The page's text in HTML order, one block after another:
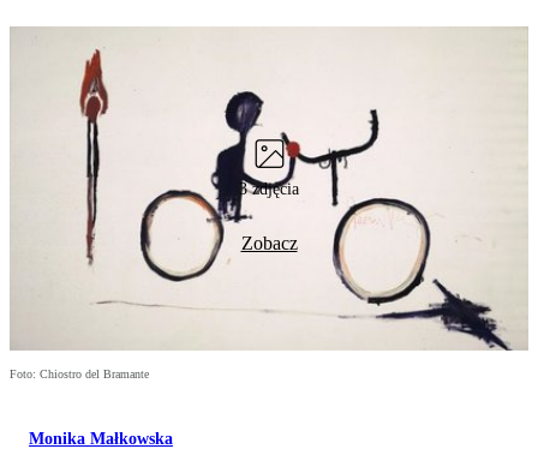
3 zdjęcia
Zobacz
Foto: Chiostro del Bramante
Monika Małkowska